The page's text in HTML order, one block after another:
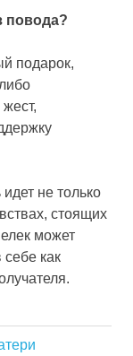
повода?
подарок,
не только
стоящих
может
как